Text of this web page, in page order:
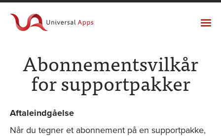
RESULTATER
SUPPORTPAKKER
UNIVERSAL APPS
Abonnementsvilkår
for supportpakker
Aftaleindgåelse
Når du tegner et abonnement på en supportpakke,